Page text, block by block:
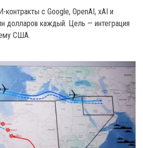
контракты с Google, OpenAI, xAI и
долларов каждый. Цель — интеграция
США.